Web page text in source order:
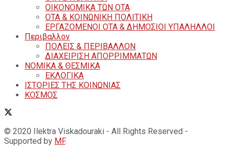
ΟΙΚΟΝΟΜΙΚΑ ΤΩΝ ΟΤΑ
ΟΤΑ & ΚΟΙΝΩΝΙΚΗ ΠΟΛΙΤΙΚΗ
ΕΡΓΑΖΟΜΕΝΟΙ ΟΤΑ & ΔΗΜΟΣΙΟΙ ΥΠΑΛΗΛΛΟΙ
Περιβαλλον
ΠΟΛΕΙΣ & ΠΕΡΙΒΑΛΛΟΝ
ΔΙΑΧΕΙΡΙΣΗ ΑΠΟΡΡΙΜΜΑΤΩΝ
ΝΟΜΙΚΑ & ΘΕΣΜΙΚΑ
ΕΚΛΟΓΙΚΑ
ΙΣΤΟΡΙΕΣ ΤΗΣ ΚΟΙΝΩΝΙΑΣ
ΚΟΣΜΟΣ
© 2020 Ilektra Viskadouraki - All Rights Reserved -
Supported by MF.